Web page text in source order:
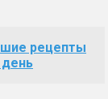
рецепты